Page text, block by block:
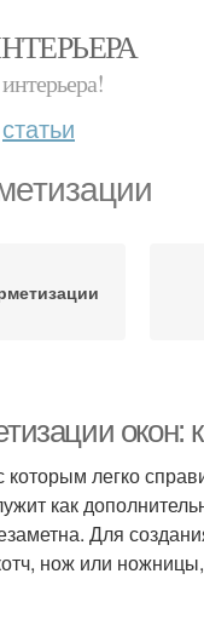
статьи
окон:
легко
как
Для
нож или